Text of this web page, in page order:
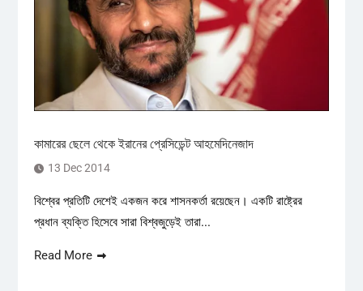
কামারের ছেলে থেকে ইরানের প্রেসিডেন্ট আহমেদিনেজাদ
13 Dec 2014
বিশ্বের প্রতিটি দেশেই একজন করে শাসনকর্তা রয়েছেন। একটি রাষ্ট্রের
প্রধান ব্যক্তি হিসেবে সারা বিশ্বজুড়েই তারা...
Read More